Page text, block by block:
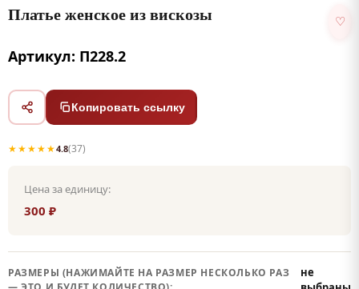
Платье женское из вискозы ♡
Артикул: П228.2
Копировать ссылку
★★★★★4.8(37)
Цена за единицу:
300 ₽
РАЗМЕРЫ (НАЖИМАЙТЕ НА РАЗМЕР НЕСКОЛЬКО РАЗ
не